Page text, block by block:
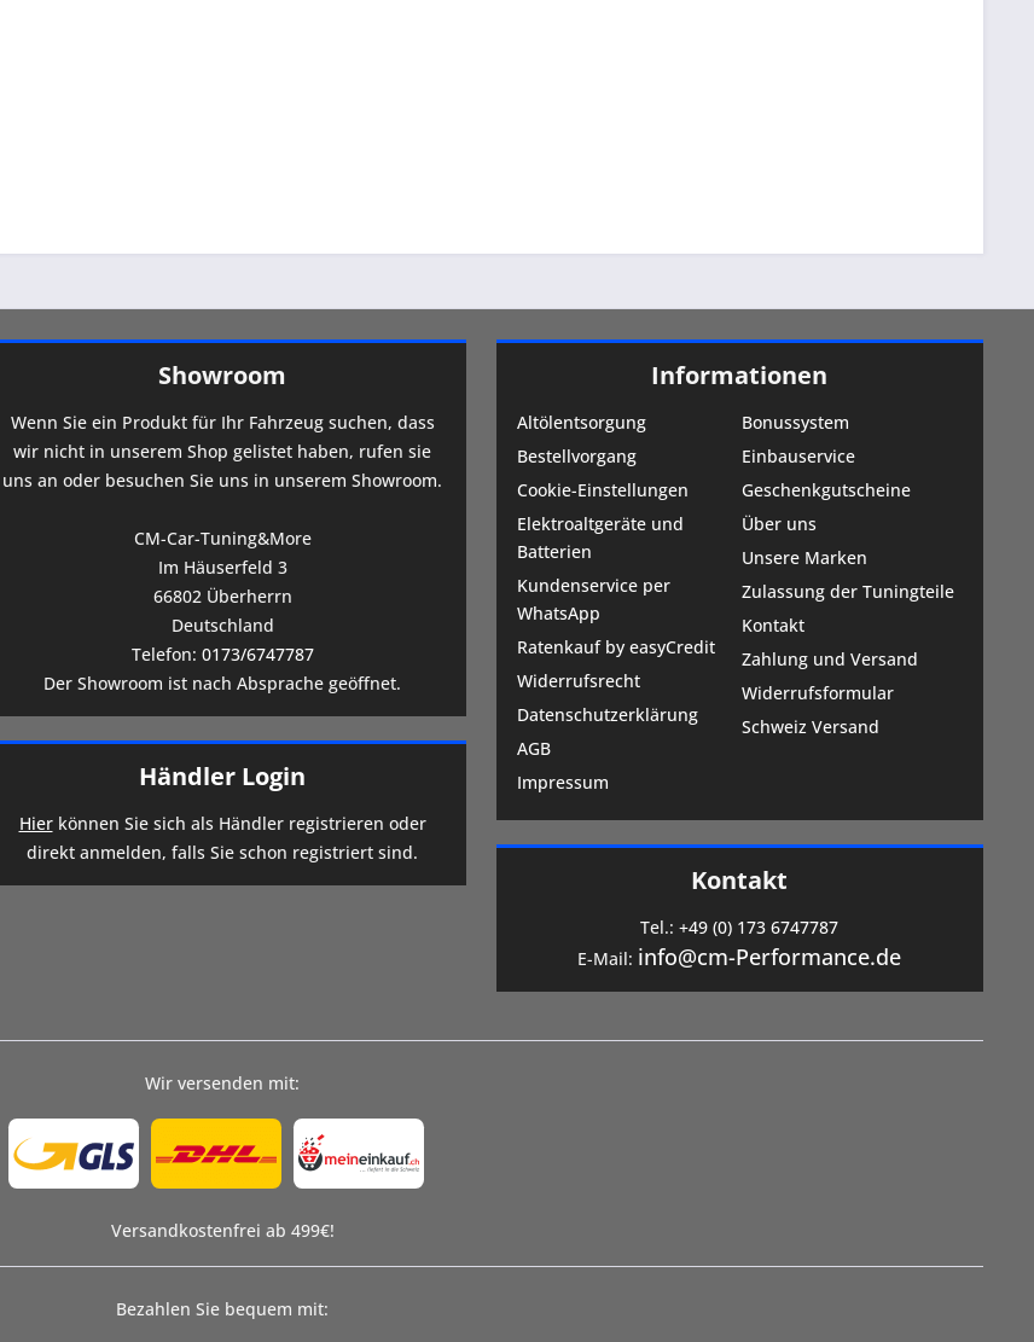
Showroom
Wenn Sie ein Produkt für Ihr Fahrzeug suchen, dass
wir nicht in unserem Shop gelistet haben, rufen sie
uns an oder besuchen Sie uns in unserem Showroom.
CM-Car-Tuning&More
Im Häuserfeld 3
66802 Überherrn
Deutschland
Telefon: 0173/6747787
Der Showroom ist nach Absprache geöffnet.
Händler Login
Hierkönnen Sie sich als Händler registrieren oder
direkt anmelden, falls Sie schon registriert sind.
Informationen
Altölentsorgung
Bestellvorgang
Cookie-Einstellungen
Elektroaltgeräte und
Batterien
Kundenservice per
WhatsApp
Ratenkauf by easyCredit
Widerrufsrecht
Datenschutzerklärung
AGB
Impressum
Bonussystem
Einbauservice
Geschenkgutscheine
Über uns
Unsere Marken
Zulassung der Tuningteile
Kontakt
Zahlung und Versand
Widerrufsformular
Schweiz Versand
Kontakt
Tel.:+49 (0) 173 6747787
E-Mail: info@cm-Performance.de
Wir versenden mit:
Versandkostenfrei ab 499€!
Bezahlen Sie bequem mit: